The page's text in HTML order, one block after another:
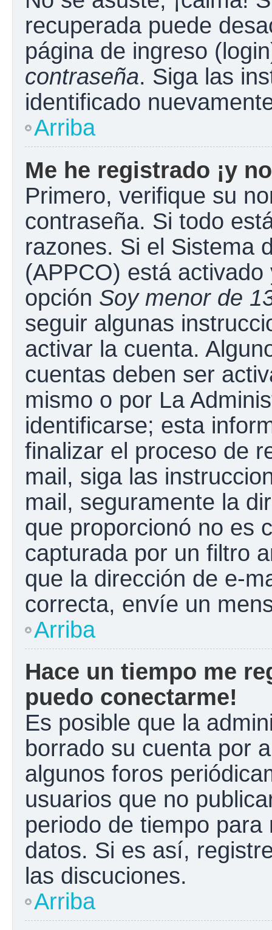
recuperada puede
página de ingreso
contraseña. Siga las
identificado
Arriba
Me he registrado ¡y
Primero, verifique su
contraseña. Si todo
razones. Si el Sistema
(APPCO) está
opción Soy menor de
seguir algunas
activar la cuenta.
cuentas deben ser
mismo o por La
identificarse; esta
finalizar el proceso de
mail, siga las
mail, seguramente la
que proporcionó no es
capturada por un filtro
que la dirección de e-
correcta, envíe un
Arriba
Hace un tiempo me
puedo conectarme!
Es posible que la
borrado su cuenta por
algunos foros
usuarios que no
periodo de tiempo
datos. Si es así,
las discuciones.
Arriba